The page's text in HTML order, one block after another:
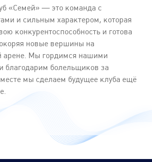
«Семей» — это команда с
и сильным характером, которая
конкурентоспособность и готова
новые вершины на
арене. Мы гордимся нашими
благодарим болельщиков за
мы сделаем будущее клуба ещё